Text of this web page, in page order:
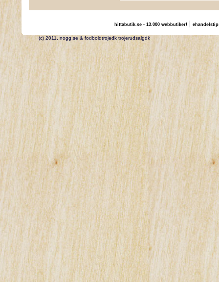
hittabutik.se - 13.000 webbutiker!|
(c) 2011, nogg.se & fodboldtrojedk trojerudsalgdk